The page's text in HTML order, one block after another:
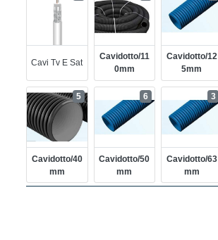
Cavi Tv E Sat
Cavidotto/11
0mm
Cavidotto/12
5mm
Cavidotto/40
Mm
5
Cavidotto/50
Mm
6
Cavidotto/63
Mm
3